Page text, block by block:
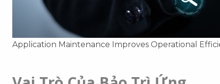
Application Maintenance Improves Operational